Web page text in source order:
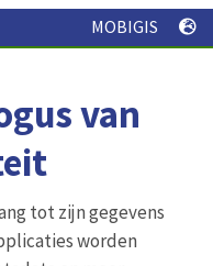
MOBIGIS
van
tot zijn gegevens
worden